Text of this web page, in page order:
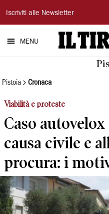
Il
Tirreno
Iscriviti alle Newsletter
MENU
Pistoia Cronaca
Viabilità e proteste
Caso
causa civile e
procura: i